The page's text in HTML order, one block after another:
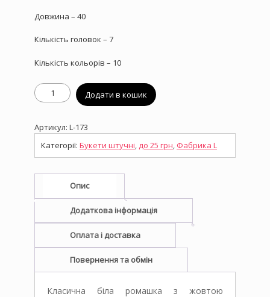
Довжина – 40
Кількість головок – 7
Кількість кольорів – 10
Штучний
букет
Велика
ромашка
кількість
Додати в кошик
Артикул: L-173
Категорії: Букети штучні до 25 грн Фабрика L
Опис
Додаткова інформація
Оплата і доставка
Повернення та обмін
Класична біла ромашка з жовтою